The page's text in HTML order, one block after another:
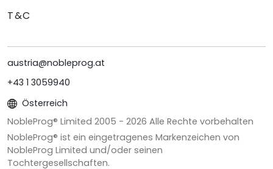
T&C
austria@nobleprog.at
+43 1 3059940
Österreich
NobleProg® Limited 2005 - 2026 Alle Rechte vorbehalten
NobleProg® ist ein eingetragenes Markenzeichen von
NobleProg Limited und/oder seinen
Tochtergesellschaften.